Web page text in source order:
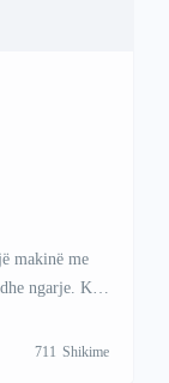
makinë me
ngarje. Ky
711 Shikime